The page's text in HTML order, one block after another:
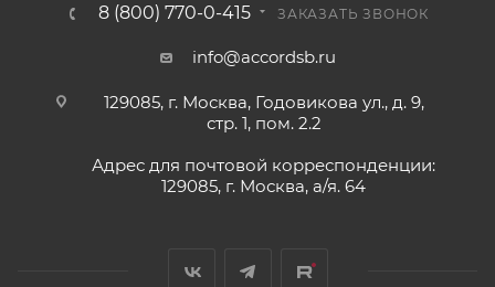
8 (800) 770-0-415 ЗАКАЗАТЬ ЗВОНОК
info@accordsb.ru
129085, г. Москва, Годовикова ул., д. 9,
стр. 1, пом. 2.2
Адрес для почтовой корреспонденции:
129085, г. Москва, а/я. 64